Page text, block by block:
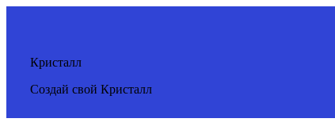
Кристалл
Создай свой Кристалл